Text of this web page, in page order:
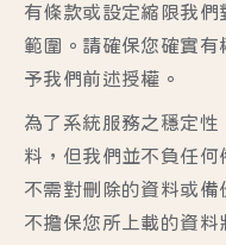
有條款或設定縮限我們
範圍。請確保您確實
予我們前述授權。
為了系統服務之穩定
料，但我們並不負任
不需對刪除的資料或
不擔保您所上載的資